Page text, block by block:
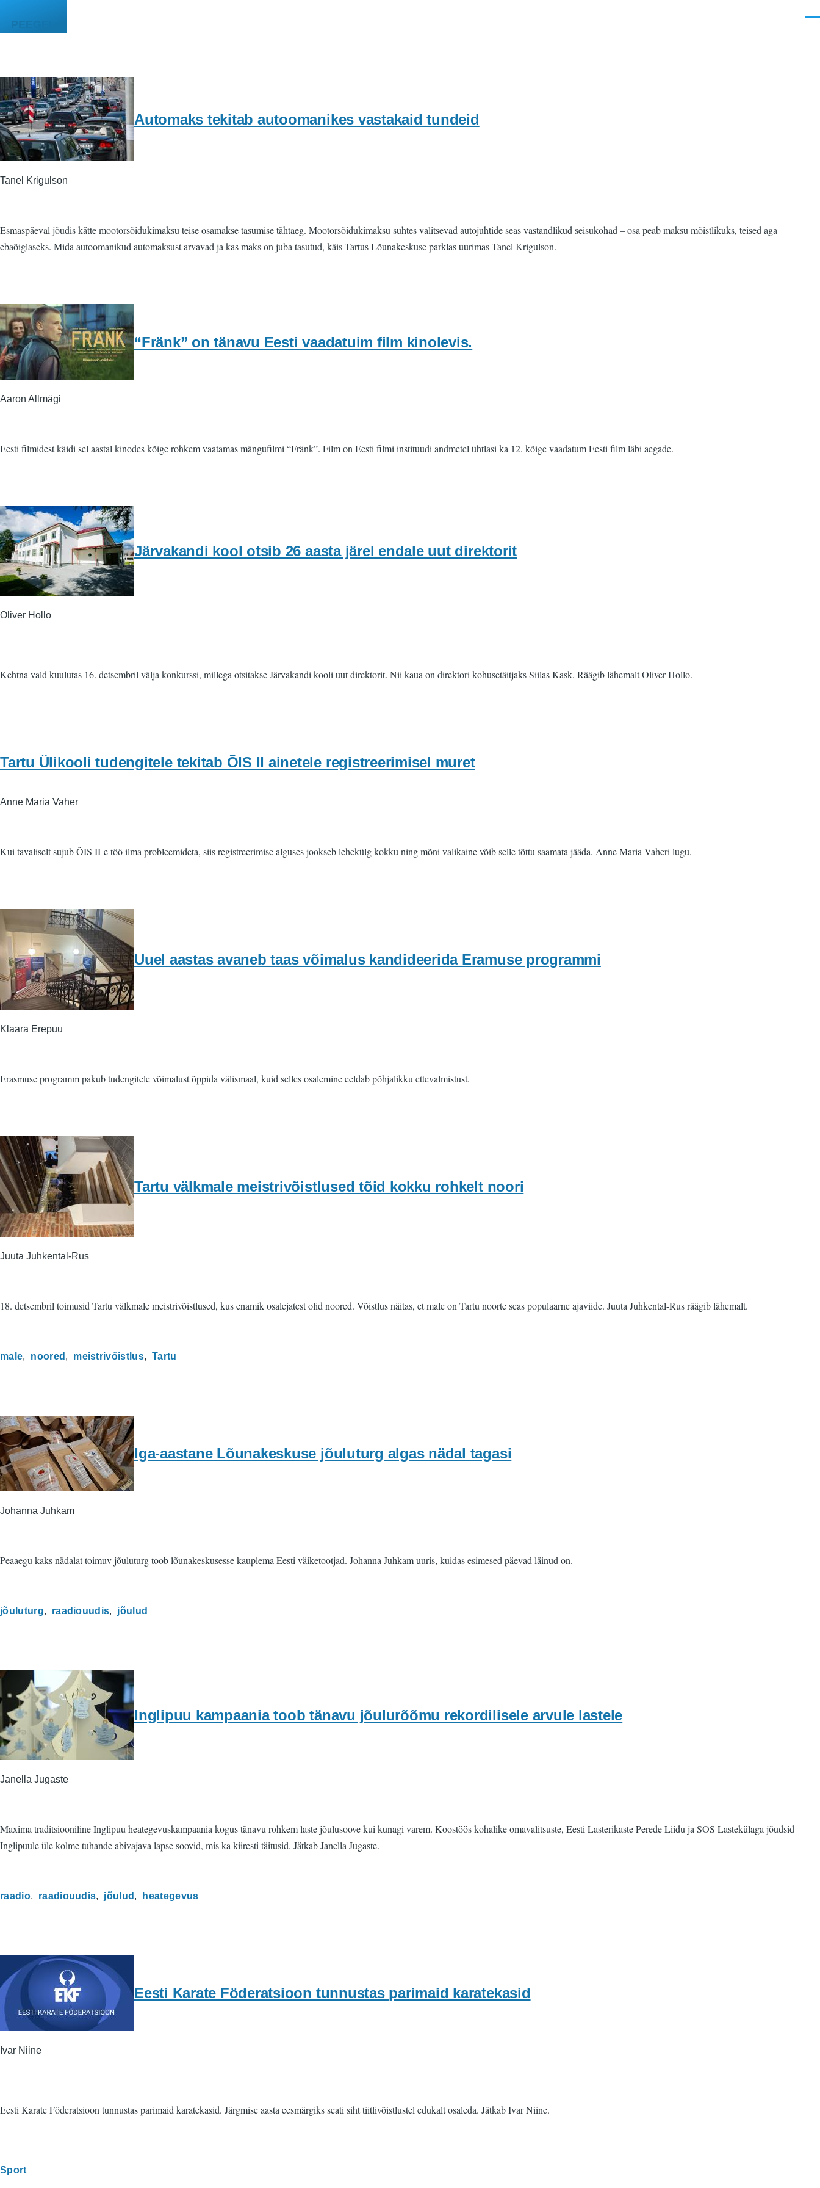
PEEGEL
Automaks tekitab autoomanikes vastakaid tundeid
Tanel Krigulson
Esmaspäeval jõudis kätte mootorsõidukimaksu teise osamakse tasumise tähtaeg. Mootorsõidukimaksu suhtes valitsevad autojuhtide seas vastandlikud seisukohad – osa peab maksu mõistlikuks, teised aga
ebaõiglaseks. Mida autoomanikud automaksust arvavad ja kas maks on juba tasutud, käis Tartus Lõunakeskuse parklas uurimas Tanel Krigulson.
“Fränk” on tänavu Eesti vaadatuim film kinolevis.
Aaron Allmägi
Eesti filmidest käidi sel aastal kinodes kõige rohkem vaatamas mängufilmi “Fränk”. Film on Eesti filmi instituudi andmetel ühtlasi ka 12. kõige vaadatum Eesti film läbi aegade.
Järvakandi kool otsib 26 aasta järel endale uut direktorit
Oliver Hollo
Kehtna vald kuulutas 16. detsembril välja konkurssi, millega otsitakse Järvakandi kooli uut direktorit. Nii kaua on direktori kohusetäitjaks Siilas Kask. Räägib lähemalt Oliver Hollo.
Tartu Ülikooli tudengitele tekitab ÕIS II ainetele registreerimisel muret
Anne Maria Vaher
Kui tavaliselt sujub ÕIS II-e töö ilma probleemideta, siis registreerimise alguses jookseb lehekülg kokku ning mõni valikaine võib selle tõttu saamata jääda. Anne Maria Vaheri lugu.
Uuel aastas avaneb taas võimalus kandideerida Eramuse programmi
Klaara Erepuu
Erasmuse programm pakub tudengitele võimalust õppida välismaal, kuid selles osalemine eeldab põhjalikku ettevalmistust.
Tartu välkmale meistrivõistlused tõid kokku rohkelt noori
Juuta Juhkental-Rus
18. detsembril toimusid Tartu välkmale meistrivõistlused, kus enamik osalejatest olid noored. Võistlus näitas, et male on Tartu noorte seas populaarne ajaviide. Juuta Juhkental-Rus räägib lähemalt.
male noored meistrivõistlus Tartu
Iga-aastane Lõunakeskuse jõuluturg algas nädal tagasi
Johanna Juhkam
Peaaegu kaks nädalat toimuv jõuluturg toob lõunakeskusesse kauplema Eesti väiketootjad. Johanna Juhkam uuris, kuidas esimesed päevad läinud on.
jõuluturg raadiouudis jõulud
Inglipuu kampaania toob tänavu jõulurõõmu rekordilisele arvule lastele
Janella Jugaste
Maxima traditsiooniline Inglipuu heategevuskampaania kogus tänavu rohkem laste jõulusoove kui kunagi varem. Koostöös kohalike omavalitsuste, Eesti Lasterikaste Perede Liidu ja SOS Lastekülaga jõudsid
Inglipuule üle kolme tuhande abivajava lapse soovid, mis ka kiiresti täitusid. Jätkab Janella Jugaste.
raadio raadiouudis jõulud heategevus
Eesti Karate Föderatsioon tunnustas parimaid karatekasid
Ivar Niine
Eesti Karate Föderatsioon tunnustas parimaid karatekasid. Järgmise aasta eesmärgiks seati siht tiitlivõistlustel edukalt osaleda. Jätkab Ivar Niine.
Sport